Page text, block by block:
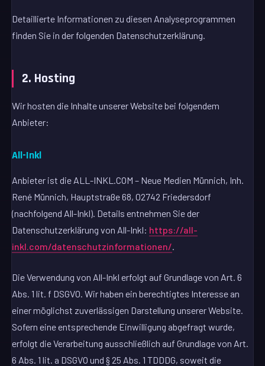
Detaillierte Informationen zu diesen Analyseprogrammen
finden Sie in der folgenden Datenschutzerklärung.
2. Hosting
Wir hosten die Inhalte unserer Website bei folgendem
Anbieter:
All-Inkl
Anbieter ist die ALL-INKL.COM – Neue Medien Münnich, Inh.
René Münnich, Hauptstraße 68, 02742 Friedersdorf
(nachfolgend All-Inkl). Details entnehmen Sie der
Datenschutzerklärung von All-Inkl: https://all-
inkl.com/datenschutzinformationen/
Die Verwendung von All-Inkl erfolgt auf Grundlage von Art. 6
Abs. 1 lit. f DSGVO. Wir haben ein berechtigtes Interesse an
einer möglichst zuverlässigen Darstellung unserer Website.
Sofern eine entsprechende Einwilligung abgefragt wurde,
erfolgt die Verarbeitung ausschließlich auf Grundlage von Art.
6 Abs. 1 lit. a DSGVO und § 25 Abs. 1 TDDDG, soweit die